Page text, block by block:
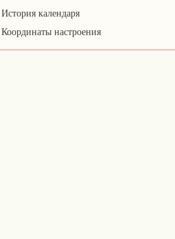
История календаря
Координаты настроения